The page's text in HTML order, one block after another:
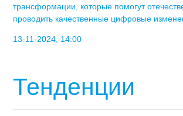
трансформации, которые помогут
проводить качественные цифровые
13-11-2024, 14:00
Тенденции